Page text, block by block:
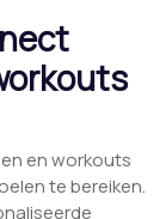
en workouts
te bereiken.